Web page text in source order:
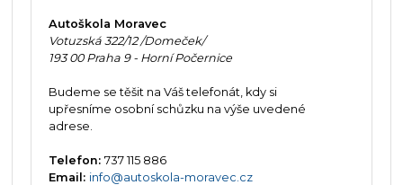
Autoškola Moravec
Votuzská 322/12 /Domeček/
193 00 Praha 9 - Horní Počernice
Budeme se těšit na Váš telefonát, kdy si
upřesníme osobní schůzku na výše uvedené
adrese.
Telefon: 737 115 886
Email: info@autoskola-moravec.cz